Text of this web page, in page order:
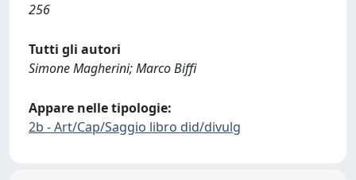
256
Tutti gli autori
Simone Magherini; Marco Biffi
Appare nelle tipologie:
2b - Art/Cap/Saggio libro did/divulg